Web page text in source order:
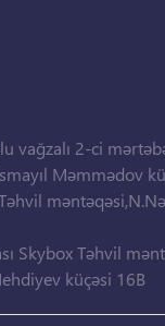
vağzalı 2-ci
Məmmədov
Skybox Təhvil
küçəsi 16B